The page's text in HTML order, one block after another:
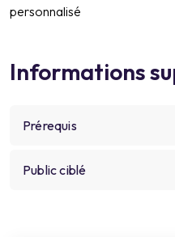
personnalisé
Informations
Prérequis
Aucun prérequis
Public ciblé